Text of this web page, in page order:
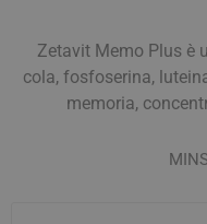
Zetavit Memo Plus è
cola, fosfoserina,
memoria,